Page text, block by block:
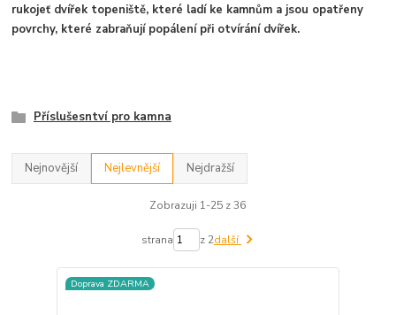
rukojeť dvířek topeniště, které ladí ke kamnům a jsou opatřeny
povrchy, které zabraňují popálení při otvírání dvířek.
Příslušesntví pro kamna
Nejnovější Nejlevnější Nejdražší
Zobrazuji 1-25 z 36
strana z 2další
Doprava ZDARMA